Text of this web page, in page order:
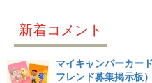
新着コメント
マイキャンパーカー
フレンド募集掲示板）